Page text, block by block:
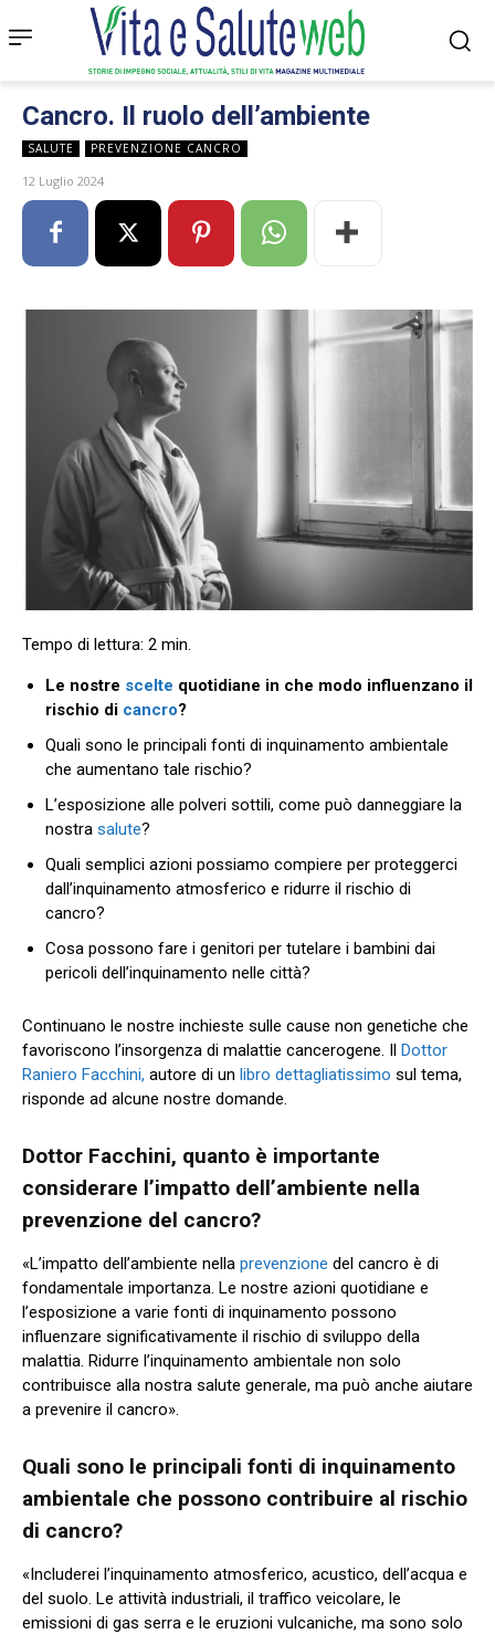
Cancro. Il ruolo dell’ambiente
SALUTE PREVENZIONE CANCRO
12 Luglio 2024
Le nostre scelte quotidiane in che modo influenzano il
rischio di cancro?
Quali sono le principali fonti di inquinamento ambientale
che aumentano tale rischio?
L’esposizione alle polveri sottili, come può danneggiare la
nostra salute?
Quali semplici azioni possiamo compiere per proteggerci
dall’inquinamento atmosferico e ridurre il rischio di
cancro?
Cosa possono fare i genitori per tutelare i bambini dai
pericoli dell’inquinamento nelle città?
Continuano le nostre inchieste sulle cause non genetiche che
favoriscono l’insorgenza di malattie cancerogene. Il Dottor
Raniero Facchini, autore di un libro dettagliatissimo sul tema,
risponde ad alcune nostre domande.
Dottor Facchini, quanto è importante
considerare l’impatto dell’ambiente nella
prevenzione del cancro?
«L’impatto dell’ambiente nella prevenzione del cancro è di
fondamentale importanza. Le nostre azioni quotidiane e
l’esposizione a varie fonti di inquinamento possono
influenzare significativamente il rischio di sviluppo della
malattia. Ridurre l’inquinamento ambientale non solo
contribuisce alla nostra salute generale, ma può anche aiutare
a prevenire il cancro».
Quali sono le principali fonti di inquinamento
ambientale che possono contribuire al rischio
di cancro?
«Includerei l’inquinamento atmosferico, acustico, dell’acqua e
del suolo. Le attività industriali, il traffico veicolare, le
emissioni di gas serra e le eruzioni vulcaniche, ma sono solo